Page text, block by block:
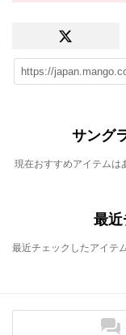
サング
現在おすすめアイテムは
最
最近チェックしたアイテ